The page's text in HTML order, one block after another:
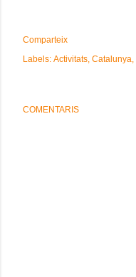
Comparteix
Labels: Activitats Catalunya
COMENTARIS